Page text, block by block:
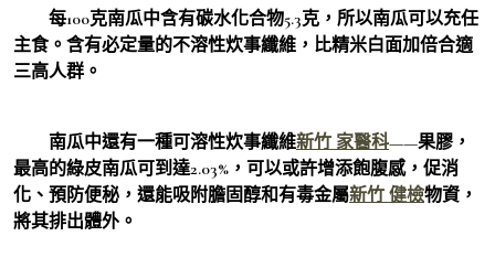
每100克南瓜中含有碳水化合物5.3克，所以南瓜可以充任
主食。含有必定量的不溶性炊事纖維，比精米白面加倍合適
三高人群。
南瓜中還有一種可溶性炊事纖維新竹 家醫科——果膠，
最高的綠皮南瓜可到達2.03%，可以或許增添飽腹感，促消
化、預防便秘，還能吸附膽固醇和有毒金屬新竹 健檢物資，
將其排出體外。